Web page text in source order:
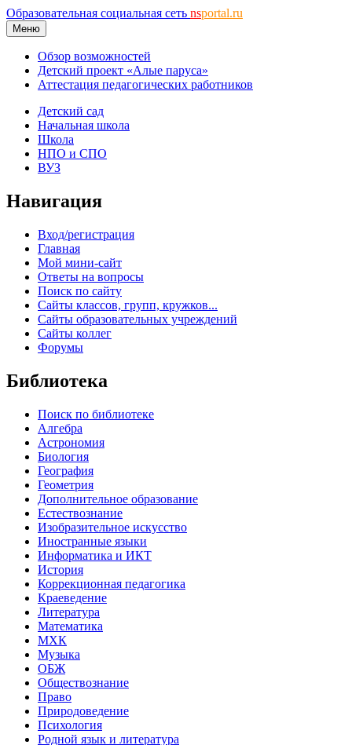
Образовательная социальная сеть nsportal.ru
Меню
Обзор возможностей
Детский проект «Алые паруса»
Аттестация педагогических работников
Детский сад
Начальная школа
Школа
НПО и СПО
ВУЗ
Навигация
Вход/регистрация
Главная
Мой мини-сайт
Ответы на вопросы
Поиск по сайту
Сайты классов, групп, кружков...
Сайты образовательных учреждений
Сайты коллег
Форумы
Библиотека
Поиск по библиотеке
Алгебра
Астрономия
Биология
География
Геометрия
Дополнительное образование
Естествознание
Изобразительное искусство
Иностранные языки
Информатика и ИКТ
История
Коррекционная педагогика
Краеведение
Литература
Математика
МХК
Музыка
ОБЖ
Обществознание
Право
Природоведение
Психология
Родной язык и литература